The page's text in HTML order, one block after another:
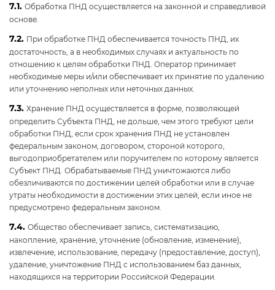
7.1. Обработка ПНД осуществляется на законной и справедливой
основе.
7.2. При обработке ПНД обеспечивается точность ПНД, их
достаточность, а в необходимых случаях и актуальность по
отношению к целям обработки ПНД. Оператор принимает
необходимые меры и/или обеспечивает их принятие по удалению
или уточнению неполных или неточных данных.
7.3. Хранение ПНД осуществляется в форме, позволяющей
определить Субъекта ПНД, не дольше, чем этого требуют цели
обработки ПНД, если срок хранения ПНД не установлен
федеральным законом, договором, стороной которого,
выгодоприобретателем или поручителем по которому является
Субъект ПНД. Обрабатываемые ПНД уничтожаются либо
обезличиваются по достижении целей обработки или в случае
утраты необходимости в достижении этих целей, если иное не
предусмотрено федеральным законом.
7.4. Общество обеспечивает запись, систематизацию,
накопление, хранение, уточнение (обновление, изменение),
извлечение, использование, передачу (предоставление, доступ),
удаление, уничтожение ПНД с использованием баз данных,
находящихся на территории Российской Федерации.